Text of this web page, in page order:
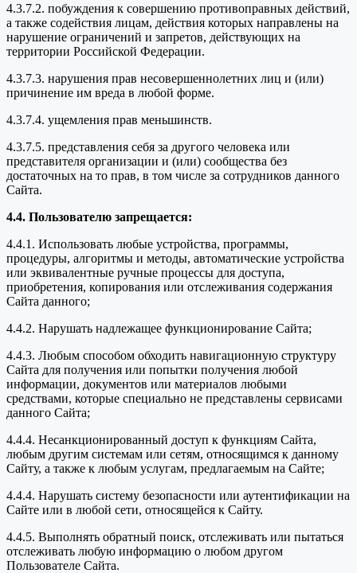
4.3.7.2. побуждения к совершению противоправных действий,
а также содействия лицам, действия которых направлены на
нарушение ограничений и запретов, действующих на
территории Российской Федерации.
4.3.7.3. нарушения прав несовершеннолетних лиц и (или)
причинение им вреда в любой форме.
4.3.7.4. ущемления прав меньшинств.
4.3.7.5. представления себя за другого человека или
представителя организации и (или) сообщества без
достаточных на то прав, в том числе за сотрудников данного
Сайта.
4.4. Пользователю запрещается:
4.4.1. Использовать любые устройства, программы,
процедуры, алгоритмы и методы, автоматические устройства
или эквивалентные ручные процессы для доступа,
приобретения, копирования или отслеживания содержания
Сайта данного;
4.4.2. Нарушать надлежащее функционирование Сайта;
4.4.3. Любым способом обходить навигационную структуру
Сайта для получения или попытки получения любой
информации, документов или материалов любыми
средствами, которые специально не представлены сервисами
данного Сайта;
4.4.4. Несанкционированный доступ к функциям Сайта,
любым другим системам или сетям, относящимся к данному
Сайту, а также к любым услугам, предлагаемым на Сайте;
4.4.4. Нарушать систему безопасности или аутентификации на
Сайте или в любой сети, относящейся к Сайту.
4.4.5. Выполнять обратный поиск, отслеживать или пытаться
отслеживать любую информацию о любом другом
Пользователе Сайта.